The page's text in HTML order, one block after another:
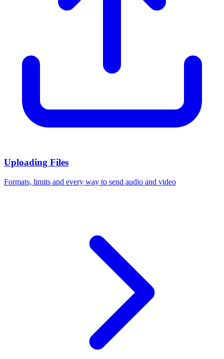
Uploading Files
Formats, limits and every way to send audio and video